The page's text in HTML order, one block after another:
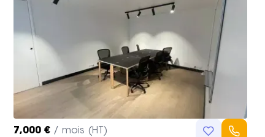
7,000 € / mois (HT)